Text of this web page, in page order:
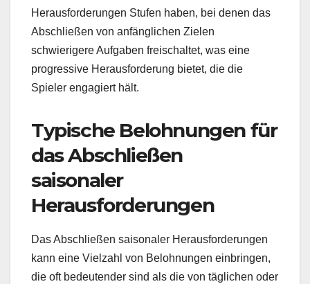
Herausforderungen Stufen haben, bei denen das
Abschließen von anfänglichen Zielen
schwierigere Aufgaben freischaltet, was eine
progressive Herausforderung bietet, die die
Spieler engagiert hält.
Typische Belohnungen für
das Abschließen
saisonaler
Herausforderungen
Das Abschließen saisonaler Herausforderungen
kann eine Vielzahl von Belohnungen einbringen,
die oft bedeutender sind als die von täglichen oder